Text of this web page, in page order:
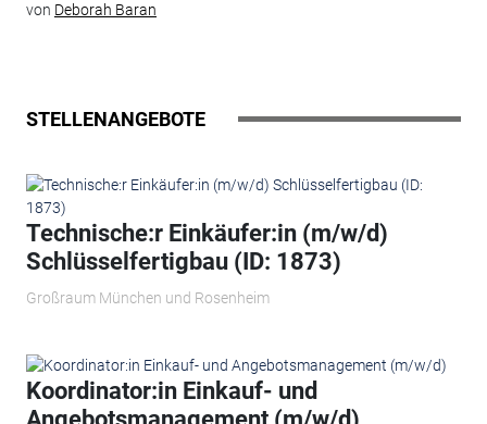
von Deborah Baran
STELLENANGEBOTE
Technische:r Einkäufer:in (m/w/d)
Schlüsselfertigbau (ID: 1873)
Großraum München und Rosenheim
Koordinator:in Einkauf- und